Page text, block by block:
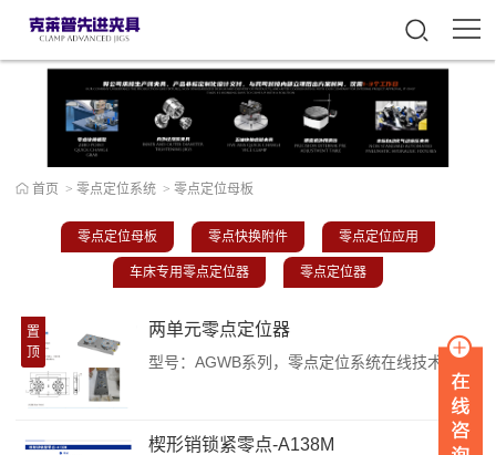
首页 > 零点定位系统 > 零点定位母板
零点定位母板 零点快换附件 零点定位应用
车床专用零点定位器 零点定位器
置
顶
两单元零点定位器
型号：AGWB系列，零点定位系统在线技术沟通，请加微信：FLV163。-----《两单元零点定位器基础板》**产品特征：*两工位零点定位器基础板，标准件的固定间距为100mm/200mm，将两个零点定位器包括Q5，Q10，Q20，Q40固定于两个槽内，并将拉钉固定于工件上，实现零点定位器的快换。重复定位精度＜0.005mm，单个的零点定位器的夹紧力55KN，因此一个零点定位器基础板可以达到110K...
楔形销锁紧零点-A138M